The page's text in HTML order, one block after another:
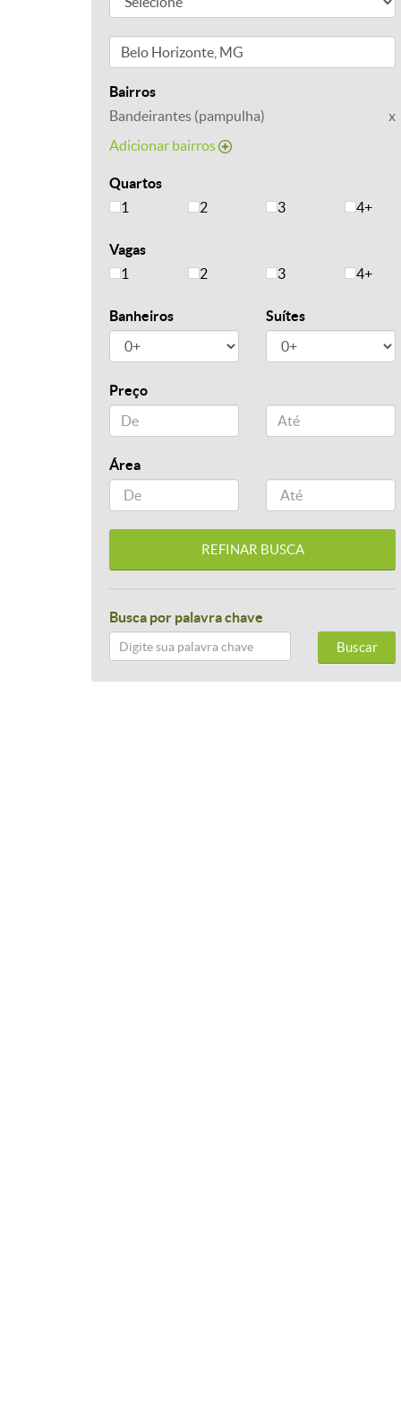
Bairros
Bandeirantes (pampulha)
x
Adicionar bairros
Quartos
1
2 3 4+
Vagas
1
2 3 4+
Banheiros Suítes
Preço
Área
Busca por palavra chave
Buscar